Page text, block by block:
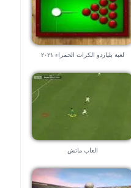
لعبة بلياردو الكرات الحمراء ٢٠٢١
العاب ماتش